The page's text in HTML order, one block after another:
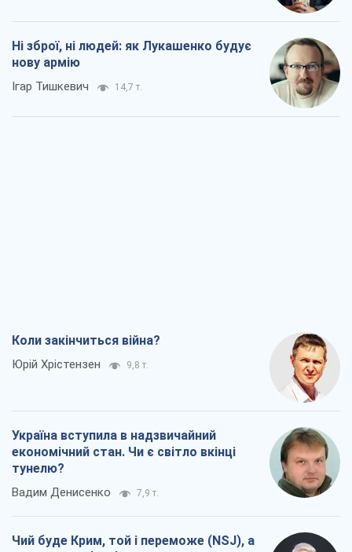
Ні зброї, ні людей: як Лукашенко будує
нову армію
Ігар Тишкевич 14,7 т.
Коли закінчиться війна?
Юрій Хрістензен 9,8 т.
Україна вступила в надзвичайний
економічний стан. Чи є світло вкінці
тунелю?
Вадим Денисенко 7,9 т.
Чий буде Крим, той і переможе (NSJ), а